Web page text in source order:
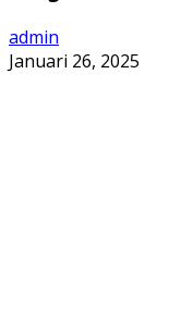
admin
Januari 26, 2025